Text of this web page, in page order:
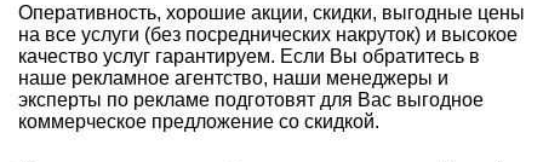
Оперативность, хорошие акции, скидки, выгодные цены
на все услуги (без посреднических накруток) и высокое
качество услуг гарантируем. Если Вы обратитесь в
наше рекламное агентство, наши менеджеры и
эксперты по рекламе подготовят для Вас выгодное
коммерческое предложение со скидкой.